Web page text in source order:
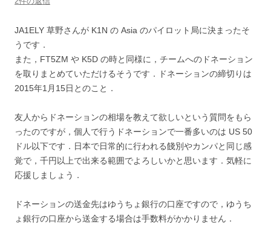
JA1ELY 草野さんが K1N の Asia のパイロット局に決まったそ
うです．
また，FT5ZM や K5D の時と同様に，チームへのドネーション
を取りまとめていただけるそうです．ドネーションの締切りは
2015年1月15日とのこと．
友人からドネーションの相場を教えて欲しいという質問をもら
ったのですが，個人で行うドネーションで一番多いのは US 50
ドル以下です．日本で日常的に行われる餞別やカンパと同じ感
覚で，千円以上で出来る範囲でよろしいかと思います．気軽に
応援しましょう．
ドネーションの送金先はゆうちょ銀行の口座ですので，ゆうち
ょ銀行の口座から送金する場合は手数料がかかりません．